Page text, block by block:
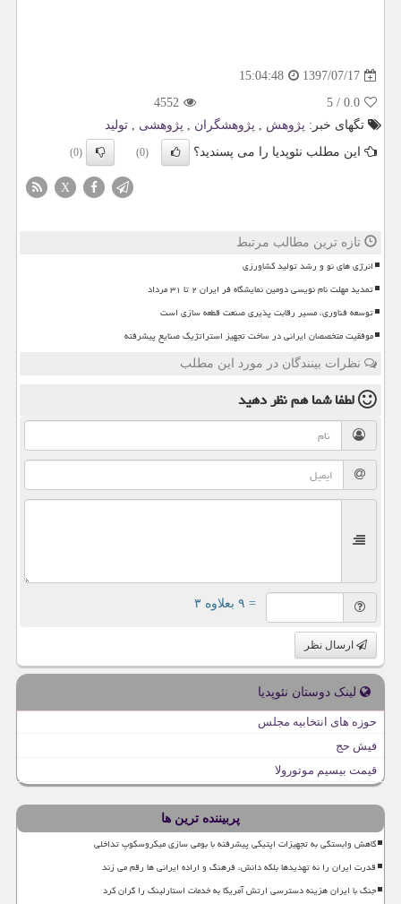
1397/07/17
15:04:48
0.0
/
5
4552
تگهای خبر: پژوهش , پژوهشگران , پژوهشی , تولید
این مطلب نئوپدیا را می پسندید؟
(0)
(0)
X
تازه ترین مطالب مرتبط
انرژی های نو و رشد تولید کشاورزی
تمدید مهلت نام نویسی دومین نمایشگاه فر ایران ۲ تا ۳۱ مرداد
توسعه فناوری، مسیر رقابت پذیری صنعت قطعه سازی است
موفقیت متخصصان ایرانی در ساخت تجهیز استراتژیک صنایع پیشرفته
نظرات بینندگان در مورد این مطلب
لطفا شما همنظر دهید
= ۹ بعلاوه ۳
ارسال نظر
لینک دوستان نئوپدیا
حوزه های انتخابیه مجلس
فیش حج
قیمت بیسیم موتورولا
پربیننده ترین ها
کاهش وابستگی به تجهیزات اپتیکی پیشرفته با بومی سازی میکروسکوپ تداخلی
قدرت ایران را نه تهدیدها بلکه دانش، فرهنگ و اراده ایرانی ها رقم می زند
جنگ با ایران هزینه دسترسی ارتش آمریکا به خدمات استارلینک را گران کرد